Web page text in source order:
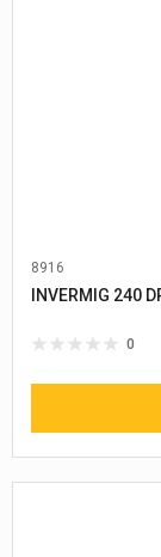
8916
Диаметр
0